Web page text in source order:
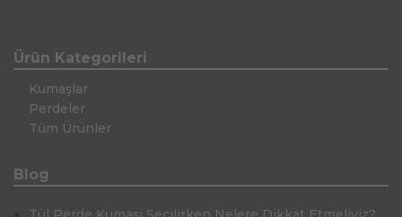
Ürün Kategorileri
Kumaşlar
Perdeler
Tüm Ürünler
Blog